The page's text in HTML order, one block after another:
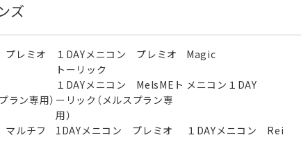
ズ
プレミオ
１DAYメニコン プレミオ
トーリック
Magic
ラン専用）
１DAYメニコン MelsMEト
ーリック（メルスプラン専
用）
メニコン１DAY
ルチフ
1DAYメニコン プレミオ
１DAYメニコン Rei